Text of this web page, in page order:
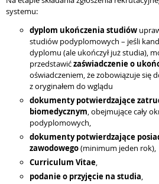
systemu:
dyplom ukończenia studiów
studiów podyplomowych – jeśli
dyplomu (ale ukończył już studia),
przedstawićzaświadczenie o
oświadczeniem, że zobowiązuje się
z oryginałem do wglądu
dokumenty potwierdzające
biomedycznym,obejmujące cały
podyplomowych,
dokumenty potwierdzające
zawodowego(minimum jeden rok),
Curriculum Vitae,
podanie o przyjęcie na studia,